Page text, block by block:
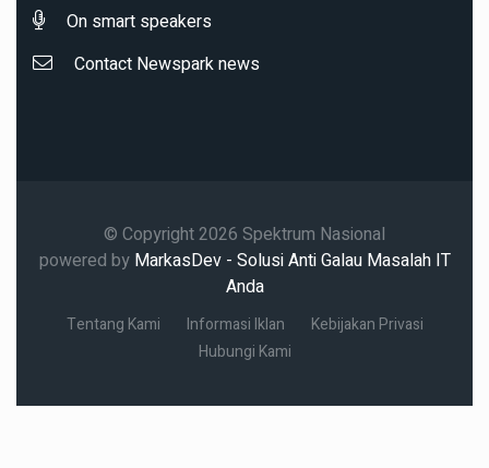
On smart speakers
Contact Newspark news
© Copyright 2026 Spektrum Nasional
powered by MarkasDev - Solusi Anti Galau Masalah IT
Anda
Tentang Kami Informasi Iklan
Kebijakan Privasi
Hubungi Kami